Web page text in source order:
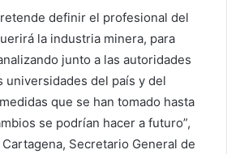
definir el profesional del
la industria minera, para
junto a las autoridades
universidades del país y del
que se han tomado hasta
se podrían hacer a futuro”,
Secretario General de